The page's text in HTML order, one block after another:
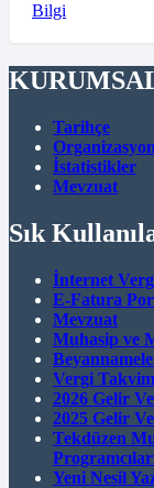
Bilgi
Tarihçe
İstatistikler
Mevzuat
Sık
İnternet
E-Fatura
Mevzuat
Muhasip ve
Vergi
2026 Gelir
2025 Gelir
Tekdüzen
Yeni Nesil